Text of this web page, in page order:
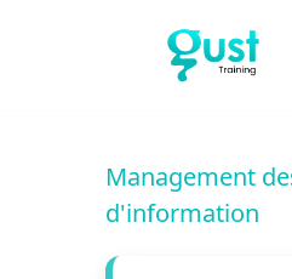
Management
d'information